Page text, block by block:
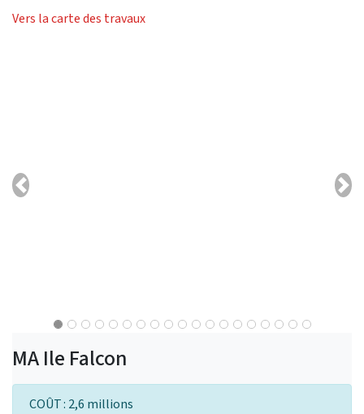
Vers la carte des travaux
Previous
MA Ile Falcon
COÛT : 2,6 millions